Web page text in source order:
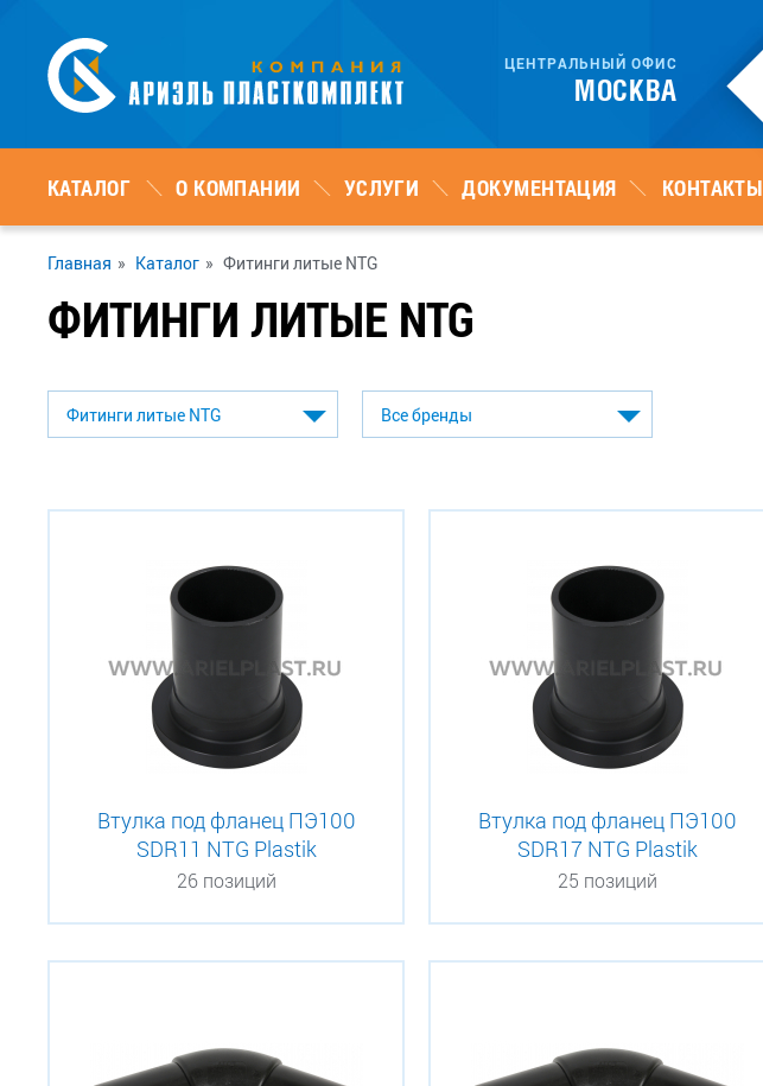
ЦЕНТРАЛЬНЫЙ ОФИС
МОСКВА
КАТАЛОГ О КОМПАНИИ УСЛУГИ ДОКУМЕНТАЦИЯ КОНТАКТЫ
Главная » Каталог » Фитинги литые NTG
ФИТИНГИ ЛИТЫЕ NTG
Втулка под фланец ПЭ100
SDR11 NTG Plastik
26 позиций
Втулка под фланец ПЭ100
SDR17 NTG Plastik
25 позиций